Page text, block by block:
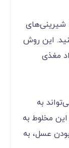
شیرینی‌های
این روش
مغذی
به
مخلوط به
عسل، به